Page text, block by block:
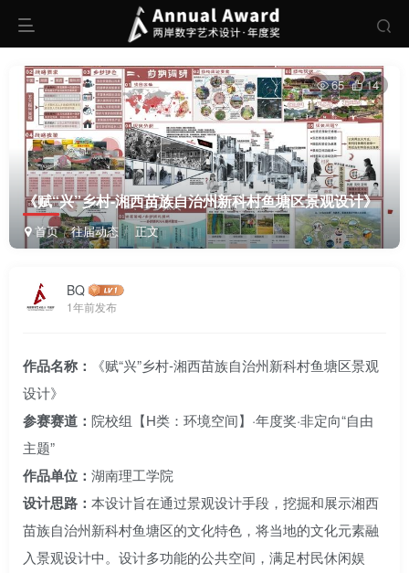
《赋“兴”乡村-湘西苗族自治州新科村鱼塘区景观设计》
首页 往届动态 正文
65 14
BQ
1年前发布
作品名称：
《赋“兴”乡村-湘西苗族自治州新科村鱼塘区景观
设计》
参赛赛道： 院校组【H类：环境空间】·年度奖·非定向“自由
主题”
作品单位： 湖南理工学院
设计思路： 本设计旨在通过景观设计手段，挖掘和展示湘西
苗族自治州新科村鱼塘区的文化特色，将当地的文化元素融
入景观设计中。设计多功能的公共空间，满足村民休闲娱